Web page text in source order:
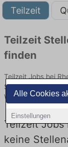
Alle Cookies
Einstellungen
Teilzeit
Teilzeit
finden
Teilzeit Jobs bei
Stellenangebote im
Warenverräumer.
Teilzeit Jobs
keine